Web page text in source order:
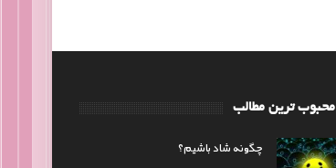
محبوب ترین مطالب
چگونه شاد باشیم؟